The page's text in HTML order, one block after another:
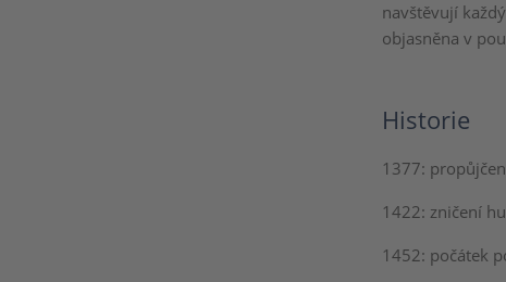
navštěvují
objasněna v
Historie
1377:
1422: zničení
1452: počátek